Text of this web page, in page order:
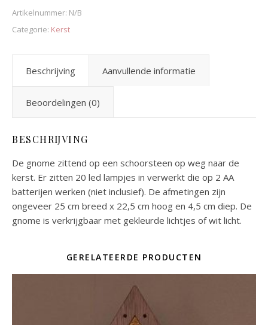
Artikelnummer: N/B
Categorie: Kerst
Beschrijving Aanvullende informatie
Beoordelingen (0)
BESCHRIJVING
De gnome zittend op een schoorsteen op weg naar de
kerst. Er zitten 20 led lampjes in verwerkt die op 2 AA
batterijen werken (niet inclusief). De afmetingen zijn
ongeveer 25 cm breed x 22,5 cm hoog en 4,5 cm diep. De
gnome is verkrijgbaar met gekleurde lichtjes of wit licht.
GERELATEERDE PRODUCTEN